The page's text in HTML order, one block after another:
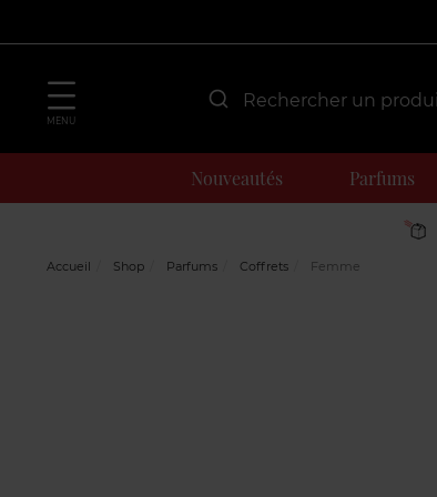
MENU
Nouveautés Parfums
Accueil Shop Parfums Coffrets Femme